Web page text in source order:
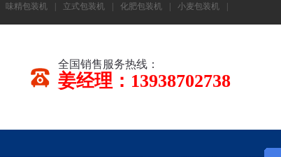
味精包装机 立式包装机 化肥包装机 小麦包装机
全国销售服务热线：
姜经理：13938702738